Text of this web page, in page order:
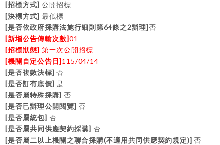
[招標方式] 公開招標
[決標方式] 最低標
[是否依政府採購法施行細則第64條之2辦理]否
[新增公告傳輸次數]01
[招標狀態] 第一次公開招標
[機關自定公告日 ]115/04/14
[是否複數決標] 否
[是否訂有底價] 是
[是否屬特殊採購] 否
[是否已辦理公開閱覽] 否
[是否屬統包] 否
[是否屬共同供應契約採購] 否
[是否屬二以上機關之聯合採購(不適用共同供應契約規定)] 否